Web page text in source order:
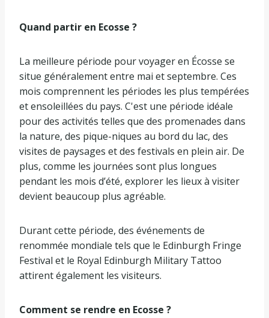
Quand partir en Ecosse ?
La meilleure période pour voyager en Écosse se
situe généralement entre mai et septembre. Ces
mois comprennent les périodes les plus tempérées
et ensoleillées du pays. C'est une période idéale
pour des activités telles que des promenades dans
la nature, des pique-niques au bord du lac, des
visites de paysages et des festivals en plein air. De
plus, comme les journées sont plus longues
pendant les mois d’été, explorer les lieux à visiter
devient beaucoup plus agréable.
Durant cette période, des événements de
renommée mondiale tels que le Edinburgh Fringe
Festival et le Royal Edinburgh Military Tattoo
attirent également les visiteurs.
Comment se rendre en Ecosse ?